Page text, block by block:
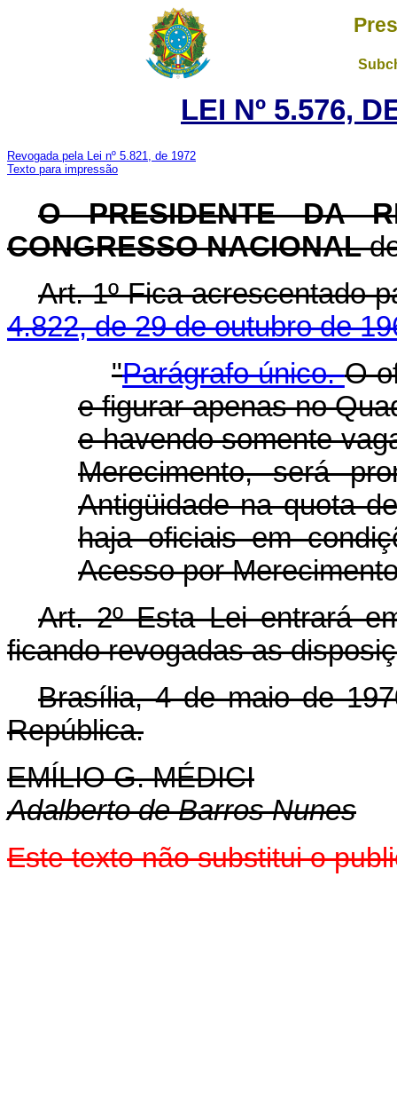
LEI Nº 5.576,
Revogada pela Lei nº 5.821, de 1972
Texto para impressão
O PRESIDENTE DA
CONGRESSO NACIONAL
Art. 1º Fica acrescentado
4.822, de 29 de outubro de
"Parágrafo único.O
e figurar apenas no
e havendo somente
Merecimento, será
Antigüidade na quota
haja oficiais em
Acesso por
Art. 2º Esta Lei entrará
ficando revogadas as
Brasília, 4 de maio de
República.
EMÍLIO G. MÉDICI
Adalberto de Barros Nunes
Este texto não substitui o